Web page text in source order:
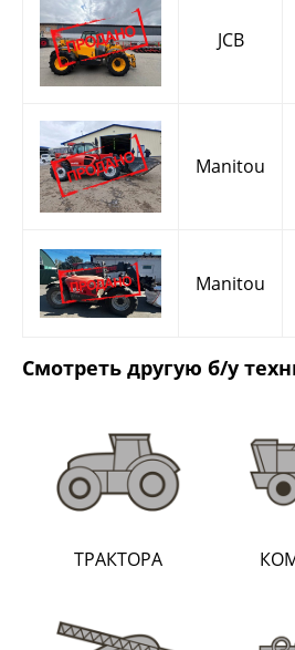
JCB
Manitou
Manitou
Смотреть другую б/у
ТРАКТОРА